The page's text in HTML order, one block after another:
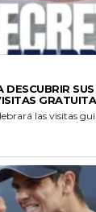
las visitas